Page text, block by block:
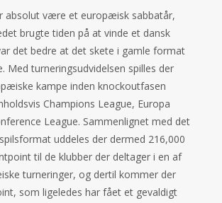
absolut være et europæisk sabbatår,
brugte tiden på at vinde et dansk
det bedre at det skete i gamle format
Med turneringsudvidelsen spilles der
kampe inden knockoutfasen
Champions League, Europa
League. Sammenlignet med det
uddeles der dermed 216,000
til de klubber der deltager i en af
turneringer, og dertil kommer der
som ligeledes har fået et gevaldigt